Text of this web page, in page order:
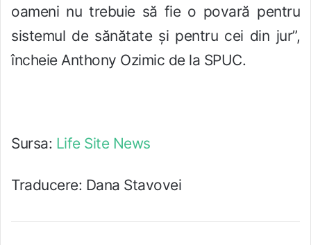
oameni nu trebuie să fie o povară pentru
sistemul de sănătate și pentru cei din jur”,
încheie Anthony Ozimic de la SPUC.
Sursa: Life Site News
Traducere: Dana Stavovei